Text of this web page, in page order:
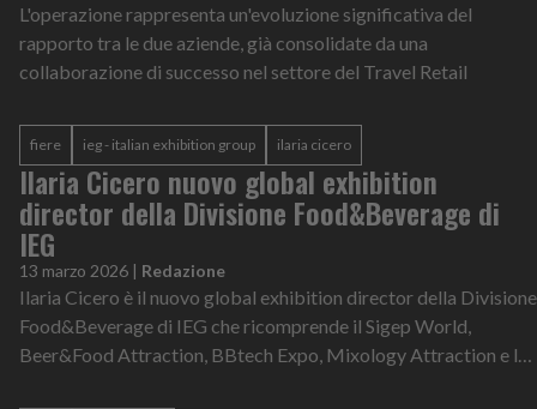
L'operazione rappresenta un'evoluzione significativa del
rapporto tra le due aziende, già consolidate da una
collaborazione di successo nel settore del Travel Retail
fiere ieg - italian exhibition group ilaria cicero
Ilaria Cicero nuovo global exhibition
director della Divisione Food&Beverage di
IEG
13 marzo 2026 | Redazione
Ilaria Cicero è il nuovo global exhibition director della Divisione
Food&Beverage di IEG che ricomprende il Sigep World,
Beer&Food Attraction, BBtech Expo, Mixology Attraction e le